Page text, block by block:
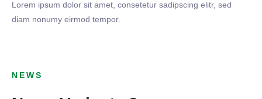
Lorem ipsum dolor sit amet, consetetur sadipscing elitr, sed
diam nonumy eirmod tempor.
NEWS